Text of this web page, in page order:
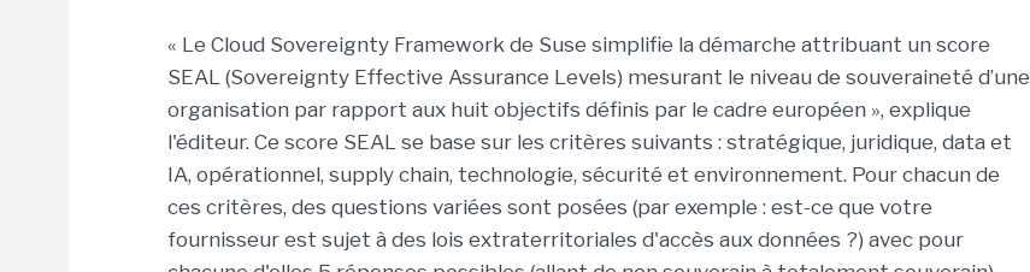
« Le Cloud Sovereignty Framework de Suse simplifie la démarche attribuant un score
SEAL (Sovereignty Effective Assurance Levels) mesurant le niveau de souveraineté d’une
organisation par rapport aux huit objectifs définis par le cadre européen », explique
l'éditeur. Ce score SEAL se base sur les critères suivants : stratégique, juridique, data et
IA, opérationnel, supply chain, technologie, sécurité et environnement. Pour chacun de
ces critères, des questions variées sont posées (par exemple : est-ce que votre
fournisseur est sujet à des lois extraterritoriales d'accès aux données ?) avec pour